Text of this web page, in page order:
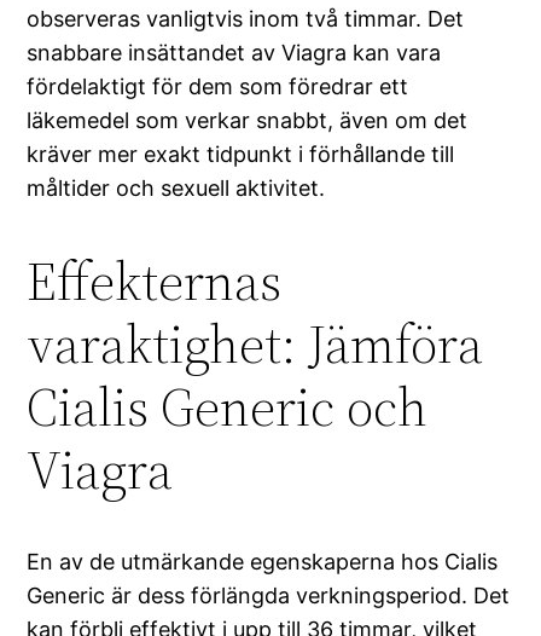
observeras vanligtvis inom två timmar. Det
snabbare insättandet av Viagra kan vara
fördelaktigt för dem som föredrar ett
läkemedel som verkar snabbt, även om det
kräver mer exakt tidpunkt i förhållande till
måltider och sexuell aktivitet.
Effekternas
varaktighet: Jämföra
Cialis Generic och
Viagra
En av de utmärkande egenskaperna hos Cialis
Generic är dess förlängda verkningsperiod. Det
kan förbli effektivt i upp till 36 timmar, vilket